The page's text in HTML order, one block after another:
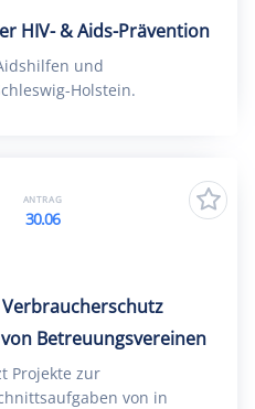
HIV- & Aids-Prävention
und
Holstein.
Betreuungsvereinen
Projekte zur
von in
ANTRAG
30.06